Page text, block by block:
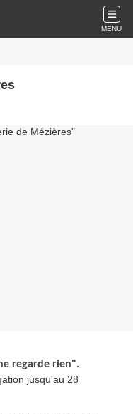
MENU
regarde rien".
jusqu'au 28